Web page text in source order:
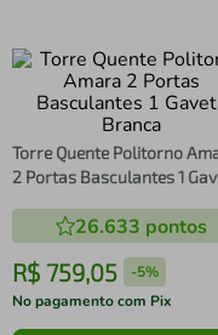
Torre Quente Politorno
2 Portas Basculantes 1
26.633 pontos
R$ 759,05 -5%
No pagamento com Pix